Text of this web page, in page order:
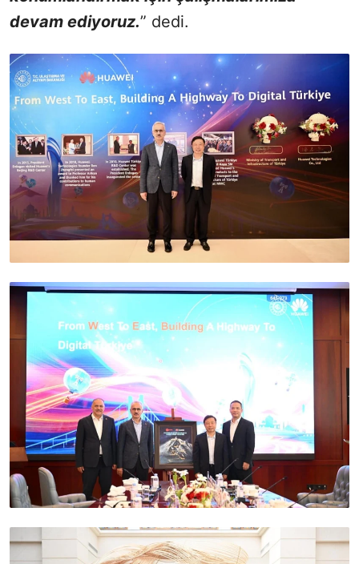
devam ediyoruz.” dedi.